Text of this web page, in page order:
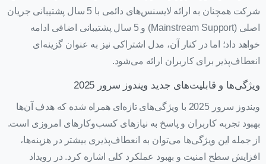
شرکت همچنان به ارائه لایسنس‌های دائمی با 5 سال پشتیبانی جریان
اصلی (Mainstream Support) و 5 سال پشتیبانی اضافی ادامه
خواهد داد؛ اما در کنار آن، مدل اشتراکی نیز به عنوان گزینه‌ای
انعطاف‌پذیر برای کاربران ارائه می‌شود.
ویژگی‌ها و قابلیت‌های جدید ویندوز سرور 2025
ویندوز سرور 2025 با ویژگی‌های تازه‌ای همراه شده که هدف آن‌ها
بهبود تجربه کاربران و پاسخ به نیازهای کسب‌وکارهای امروزی است.
از جمله این ویژگی‌ها می‌توان به انعطاف‌پذیری بیشتر در هزینه‌ها،
افزایش سطح امنیت و بهبود عملکرد کلی اشاره کرد. در رویداد